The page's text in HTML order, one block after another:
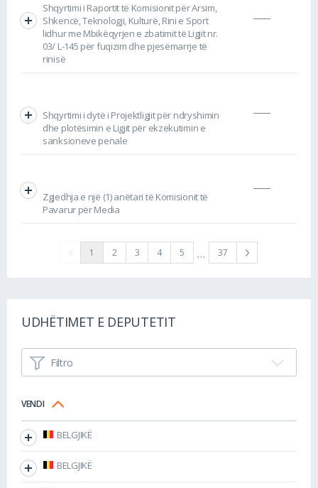
Shqyrtimi i Raportit të Komisionit për Arsim,
Shkencë, Teknologji, Kulturë, Rini e Sport
lidhur me Mbikëqyrjen e zbatimit të Ligjit nr.
03/ L-145 për fuqizim dhe pjesëmarrje të
rinisë
Shqyrtimi i dytë i Projektligjit për ndryshimin
dhe plotësimin e Ligjit për ekzekutimin e
sanksioneve penale
Zgjedhja e një (1) anëtari të Komisionit të
Pavarur për Media
1 2 3 4 5 … 37
UDHËTIMET E DEPUTETIT
Filtro
VENDI
BELGJIKË
BELGJIKË